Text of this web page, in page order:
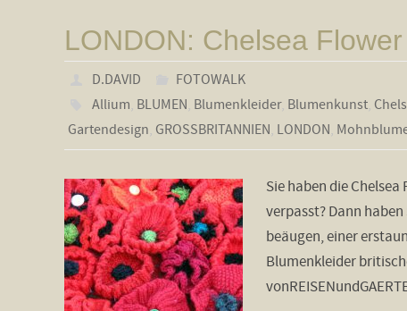
LONDON: Chelsea
D.DAVID
FOTOWALK
Allium, BLUMEN, Blumenkleider, Blumenkunst,
Gartendesign, GROSSBRITANNIEN, LONDON,
Sie haben die
verpasst? Dann
beäugen, einer
Blumenkleider